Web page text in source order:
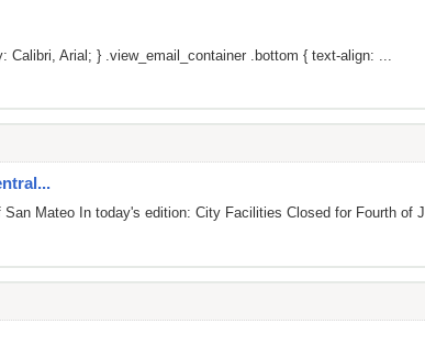
Arial; } .view_email_container .bottom { text-align: ...
Mateo In today's edition: City Facilities Closed for Fourth of